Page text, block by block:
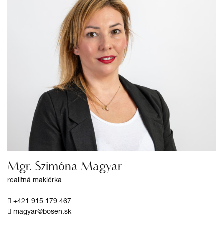
Mgr. Szimóna Magyar
realitná maklérka
+421 915 179 467
magyar@bosen.sk